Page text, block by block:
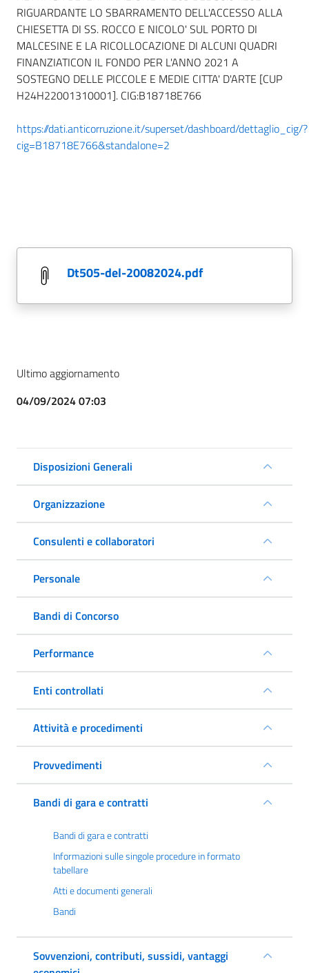
RIGUARDANTE LO SBARRAMENTO DELL'ACCESSO ALLA
CHIESETTA DI SS. ROCCO E NICOLO' SUL PORTO DI
MALCESINE E LA RICOLLOCAZIONE DI ALCUNI QUADRI
FINANZIATICON IL FONDO PER L'ANNO 2021 A
SOSTEGNO DELLE PICCOLE E MEDIE CITTA' D'ARTE [CUP
H24H22001310001]. CIG:B18718E766
https://dati.anticorruzione.it/superset/dashboard/dettaglio_cig/?
cig=B18718E766&standalone=2
dt505-del-20082024.pdf
Ultimo aggiornamento
04/09/2024 07:03
Disposizioni Generali
Organizzazione
Consulenti e collaboratori
Personale
Bandi di Concorso
Performance
Enti controllati
Attività e procedimenti
Provvedimenti
Bandi di gara e contratti
Bandi di gara e contratti
Informazioni sulle singole procedure in formato
tabellare
Atti e documenti generali
Bandi
Sovvenzioni, contributi, sussidi, vantaggi